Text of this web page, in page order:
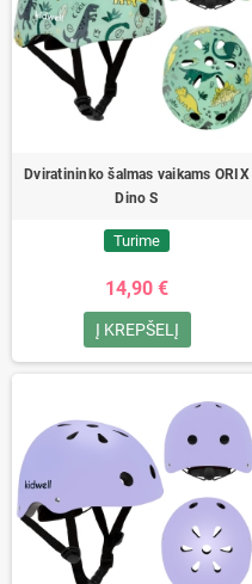
Dviratininko šalmas vaikams ORIX
Dino S
Turime
14,90 €
Į KREPŠELĮ